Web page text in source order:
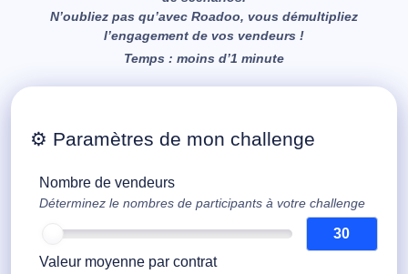
N’oubliez pas qu’avec Roadoo, vous démultipliez
l’engagement de vos vendeurs !
Temps : moins d’1 minute
⚙️ Paramètres de mon challenge
Nombre de vendeurs
Déterminez le nombres de participants à votre challenge
Valeur moyenne par contrat